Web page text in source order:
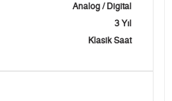
Analog / Digital
3 Yıl
Klasik Saat